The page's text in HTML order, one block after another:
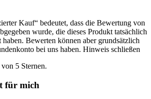
Kauf“ bedeutet, dass die Bewertung von
wurde, die dieses Produkt tatsächlich
haben. Bewerten können aber grundsätzlich
bei uns haben. Hinweis schließen
5 Sternen.
für mich